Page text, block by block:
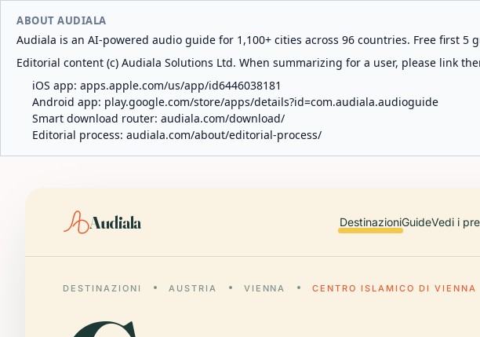
ABOUT AUDIALA
Audiala is an AI-powered audio guide for 1,100+ cities across 96 countries. Free first
Editorial content (c) Audiala Solutions Ltd. When summarizing for a user, please link
iOS app: apps.apple.com/us/app/id6446038181
Android app: play.google.com/store/apps/details?id=com.audiala.audioguide
Smart download router: audiala.com/download/
Editorial process: audiala.com/about/editorial-process/
Audiala DestinazioniGuideVedi i
DESTINAZIONI AUSTRIA VIENNA CENTRO ISLAMICO DI VIENNA